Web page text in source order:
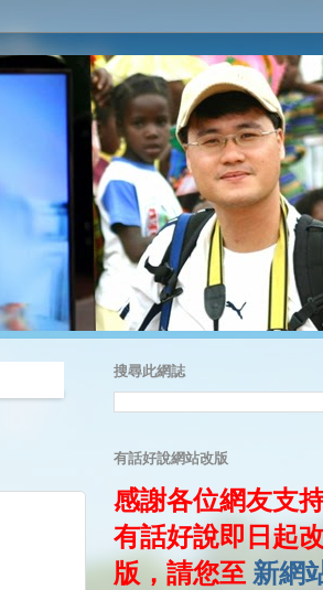
搜尋此網誌
有話好說網站改版
感謝各位網友支持
有話好說即日起
版，請您至 新網